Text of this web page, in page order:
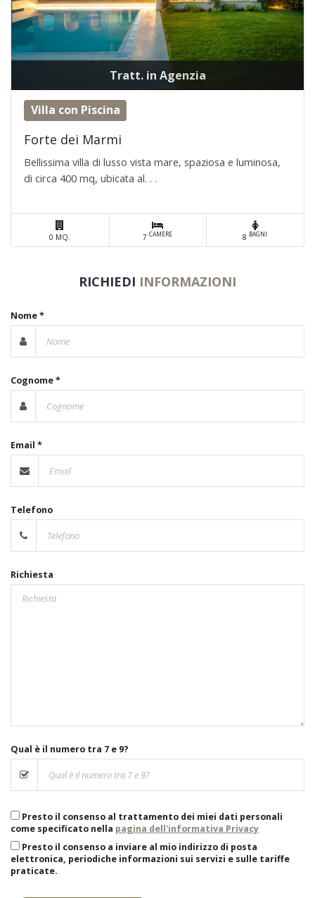
Tratt. in Agenzia
Villa con Piscina
Forte dei Marmi
Bellissima villa di lusso vista mare, spaziosa e luminosa,
di circa 400 mq, ubicata al. . .
0 MQ. 7CAMERE 8 BAGNI
RICHIEDI INFORMAZIONI
Nome *
Cognome *
Email *
Telefono
Richiesta
Qual è il numero tra 7 e 9?
Presto il consenso al trattamento dei miei dati personali
come specificato nella pagina dell'informativa Privacy
Presto il consenso a inviare al mio indirizzo di posta
elettronica, periodiche informazioni sui servizi e sulle tariffe
praticate.